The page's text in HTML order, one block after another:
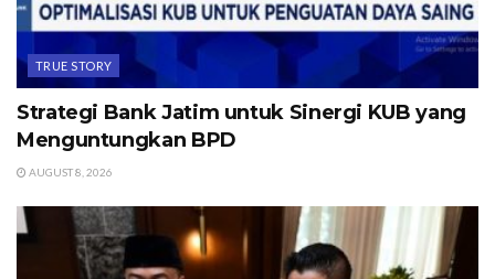
TRUE STORY
Strategi Bank Jatim untuk Sinergi KUB yang
Menguntungkan BPD
AUGUST 8, 2026